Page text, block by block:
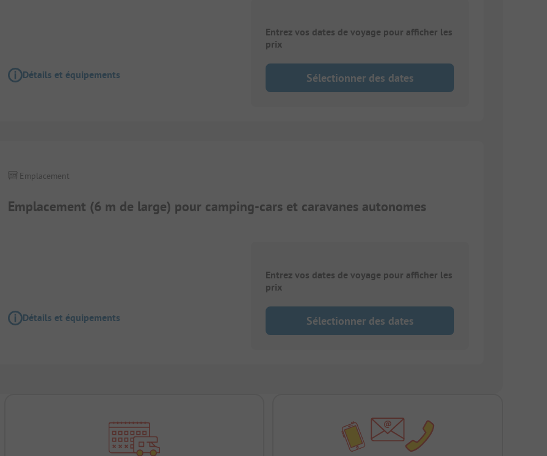
Détails et équipements
Entrez vos dates de voyage pour afficher les
prix
Sélectionner des dates
Emplacement (6 m de large) pour camping-cars et caravanes autonomes
Emplacement
Détails et équipements
Entrez vos dates de voyage pour afficher les
prix
Sélectionner des dates